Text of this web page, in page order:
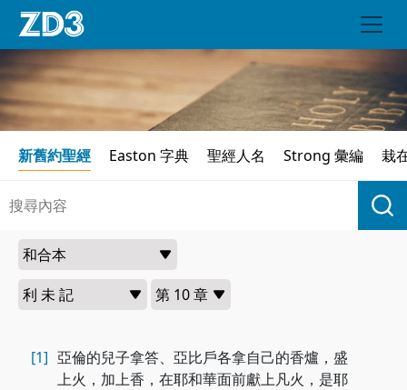
新舊約聖經 Easton 字典 聖經人名 Strong 彙編 栽
[1] 亞倫的兒子拿答、亞比戶各拿自己的香爐，盛
上火，加上香，在耶和華面前獻上凡火，是耶